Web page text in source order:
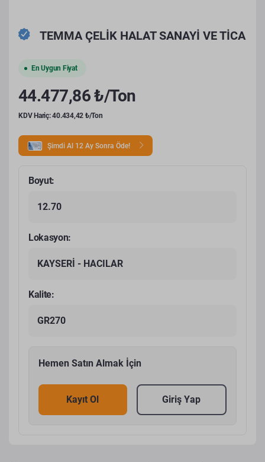
TEMMA ÇELİK HALAT SANAYİ VE TİCA
En Uygun Fiyat
44.477,86 ₺/Ton
KDV Hariç: 40.434,42 ₺/Ton
Şimdi Al 12 Ay Sonra Öde!
Boyut:
12.70
Lokasyon:
KAYSERİ - HACILAR
Kalite:
GR270
Hemen Satın Almak İçin
Kayıt Ol Giriş Yap